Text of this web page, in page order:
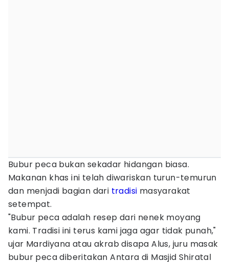
Bubur peca bukan sekadar hidangan biasa.
Makanan khas ini telah diwariskan turun-temurun
dan menjadi bagian dari tradisi masyarakat
setempat.
"Bubur peca adalah resep dari nenek moyang
kami. Tradisi ini terus kami jaga agar tidak punah,"
ujar Mardiyana atau akrab disapa Alus, juru masak
bubur peca diberitakan Antara di Masjid Shiratal